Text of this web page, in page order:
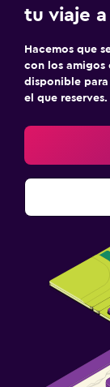
tu viaje
Hacemos que
con los amigos
disponible
el que reserves.